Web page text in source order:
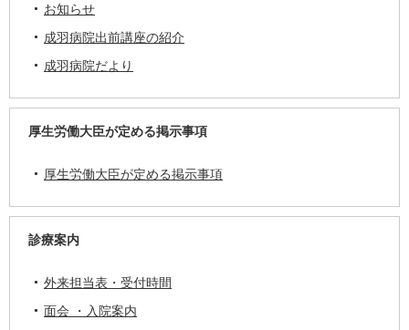
お知らせ
成羽病院出前講座の紹介
成羽病院だより
厚生労働大臣が定める掲示事項
厚生労働大臣が定める掲示事項
診療案内
外来担当表・受付時間
面会 ・入院案内